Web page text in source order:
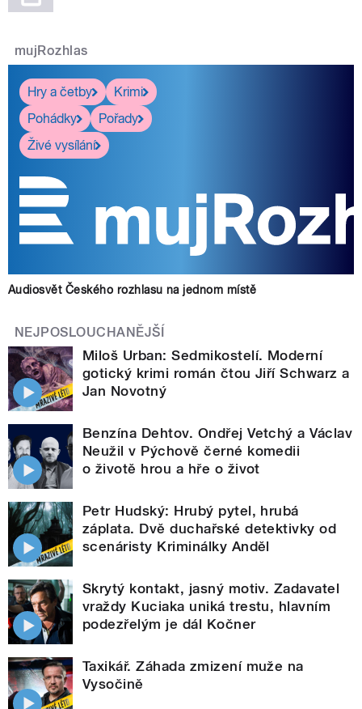
mujRozhlas
Hry a četby
Krimi
Pohádky
Pořady
Živé vysílání
Audiosvět Českého rozhlasu na jednom místě
NEJPOSLOUCHANĚJŠÍ
Miloš Urban: Sedmikostelí. Moderní
gotický krimi román čtou Jiří Schwarz a
Jan Novotný
Benzína Dehtov. Ondřej Vetchý a Václav
Neužil v Pýchově černé komedii
o životě hrou a hře o život
Petr Hudský: Hrubý pytel, hrubá
záplata. Dvě duchařské detektivky od
scenáristy Kriminálky Anděl
Skrytý kontakt, jasný motiv. Zadavatel
vraždy Kuciaka uniká trestu, hlavním
podezřelým je dál Kočner
Taxikář. Záhada zmizení muže na
Vysočině